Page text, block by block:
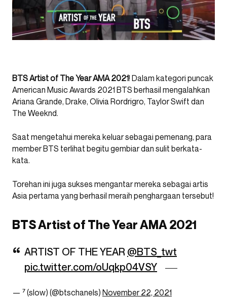
BTS Artist of The Year AMA 2021! Dalam kategori puncak
American Music Awards 2021 BTS berhasil mengalahkan
Ariana Grande, Drake, Olivia Rordrigro, Taylor Swift dan
The Weeknd.
Saat mengetahui mereka keluar sebagai pemenang, para
member BTS terlihat begitu gembiar dan sulit berkata-
kata.
Torehan ini juga sukses mengantar mereka sebagai artis
Asia pertama yang berhasil meraih penghargaan tersebut!
BTS Artist of The Year AMA 2021
ARTIST OF THE YEAR @BTS_twt
pic.twitter.com/oUqkp04VSY
— ⁷ (slow) (@btschaneIs) November 22, 2021